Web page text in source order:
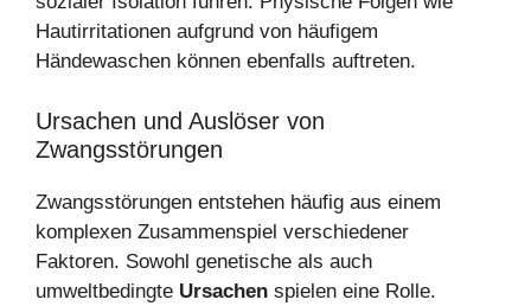
Hautirritationen aufgrund von häufigem
Händewaschen können ebenfalls auftreten.
Ursachen und Auslöser von
Zwangsstörungen
Zwangsstörungen entstehen häufig aus einem
komplexen Zusammenspiel verschiedener
Faktoren. Sowohl genetische als auch
umweltbedingte Ursachen spielen eine Rolle.